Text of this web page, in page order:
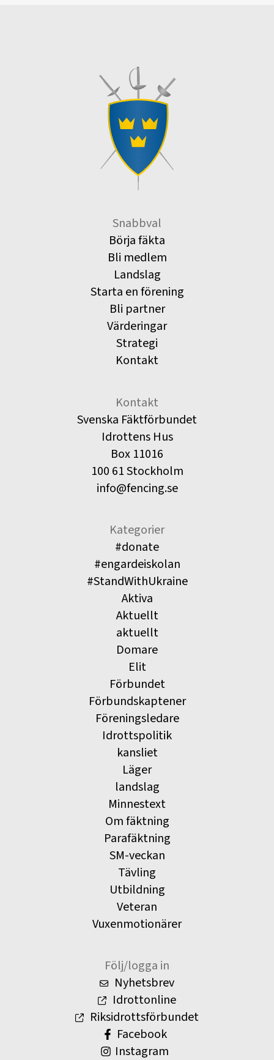
Snabbval
Börja fäkta
Bli medlem
Landslag
Starta en förening
Bli partner
Värderingar
Strategi
Kontakt
Kontakt
Svenska Fäktförbundet
Idrottens Hus
Box 11016
100 61 Stockholm
info@fencing.se
Kategorier
#donate
#engardeiskolan
#StandWithUkraine
Aktiva
Aktuellt
aktuellt
Domare
Elit
Förbundet
Förbundskaptener
Föreningsledare
Idrottspolitik
kansliet
Läger
landslag
Minnestext
Om fäktning
Parafäktning
SM-veckan
Tävling
Utbildning
Veteran
Vuxenmotionärer
Följ/logga in
Nyhetsbrev
Idrottonline
Riksidrottsförbundet
Facebook
Instagram